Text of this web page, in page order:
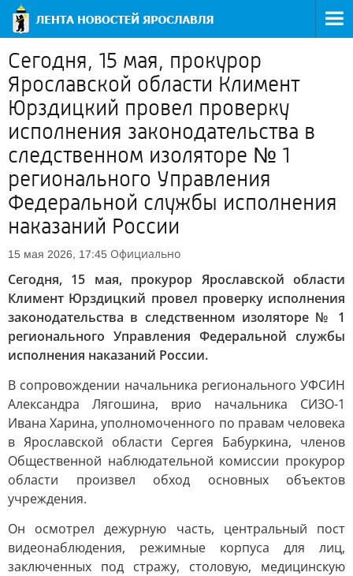
Сегодня, 15 мая, прокурор
Ярославской области Климент
Юрздицкий провел проверку
исполнения законодательства в
следственном изоляторе № 1
регионального Управления
Федеральной службы исполнения
наказаний России
15 мая 2026, 17:45 Официально
Сегодня, 15 мая, прокурор Ярославской области
Климент Юрздицкий провел проверку исполнения
законодательства в следственном изоляторе № 1
регионального Управления Федеральной службы
исполнения наказаний России.
В сопровождении начальника регионального УФСИН
Александра Лягошина, врио начальника СИЗО-1
Ивана Харина, уполномоченного по правам человека
в Ярославской области Сергея Бабуркина, членов
Общественной наблюдательной комиссии прокурор
области произвел обход основных объектов
учреждения.
Он осмотрел дежурную часть, центральный пост
видеонаблюдения, режимные корпуса для лиц,
заключенных под стражу, столовую, медицинскую